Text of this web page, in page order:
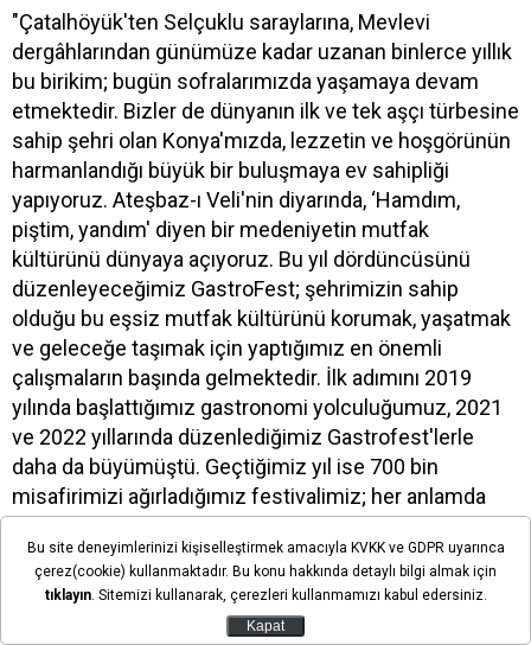
"Çatalhöyük'ten Selçuklu saraylarına, Mevlevi
dergâhlarından günümüze kadar uzanan binlerce yıllık
bu birikim; bugün sofralarımızda yaşamaya devam
etmektedir. Bizler de dünyanın ilk ve tek aşçı türbesine
sahip şehri olan Konya'mızda, lezzetin ve hoşgörünün
harmanlandığı büyük bir buluşmaya ev sahipliği
yapıyoruz. Ateşbaz-ı Veli'nin diyarında, ‘Hamdım,
piştim, yandım' diyen bir medeniyetin mutfak
kültürünü dünyaya açıyoruz. Bu yıl dördüncüsünü
düzenleyeceğimiz GastroFest; şehrimizin sahip
olduğu bu eşsiz mutfak kültürünü korumak, yaşatmak
ve geleceğe taşımak için yaptığımız en önemli
çalışmaların başında gelmektedir. İlk adımını 2019
yılında başlattığımız gastronomi yolculuğumuz, 2021
ve 2022 yıllarında düzenlediğimiz Gastrofest'lerle
daha da büyümüştü. Geçtiğimiz yıl ise 700 bin
misafirimizi ağırladığımız festivalimiz; her anlamda
büyük bir markaya dönüştü. Festivalimiz; katılımcı
sayısı, içerik zenginliği ve alanında tanınmış şeflerin
katılımı bakımından Türkiye'de gastronomi alanında
düzenlenen etkinlikler arasında ilk sıraya yerleşmiştir.”
Bu site deneyimlerinizi kişiselleştirmek amacıyla KVKK ve GDPR uyarınca
çerez(cookie) kullanmaktadır. Bu konu hakkında detaylı bilgi almak için
tıklayın. Sitemizi kullanarak, çerezleri kullanmamızı kabul edersiniz.
Kapat